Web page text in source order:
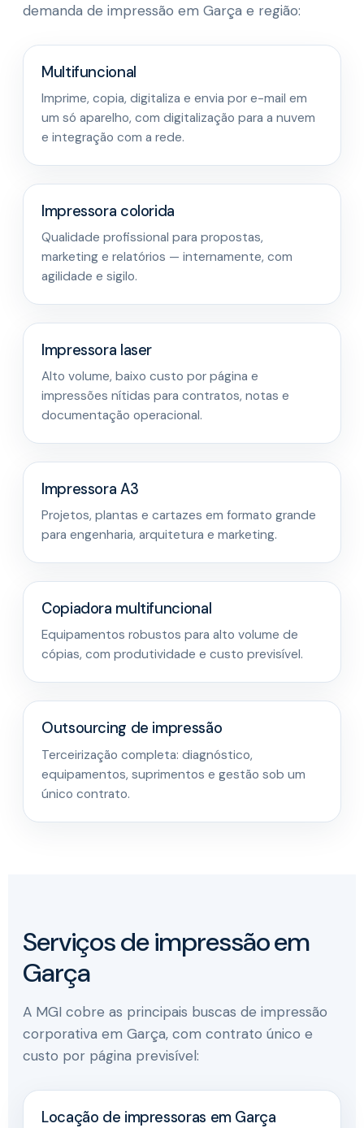
demanda de impressão em Garça e região:
Multifuncional
Imprime, copia, digitaliza e envia por e-mail em
um só aparelho, com digitalização para a nuvem
e integração com a rede.
Impressora colorida
Qualidade profissional para propostas,
marketing e relatórios — internamente, com
agilidade e sigilo.
Impressora laser
Alto volume, baixo custo por página e
impressões nítidas para contratos, notas e
documentação operacional.
Impressora A3
Projetos, plantas e cartazes em formato grande
para engenharia, arquitetura e marketing.
Copiadora multifuncional
Equipamentos robustos para alto volume de
cópias, com produtividade e custo previsível.
Outsourcing de impressão
Terceirização completa: diagnóstico,
equipamentos, suprimentos e gestão sob um
único contrato.
Serviços de impressão em
Garça
A MGI cobre as principais buscas de impressão
corporativa em Garça, com contrato único e
custo por página previsível:
Locação de impressoras em Garça